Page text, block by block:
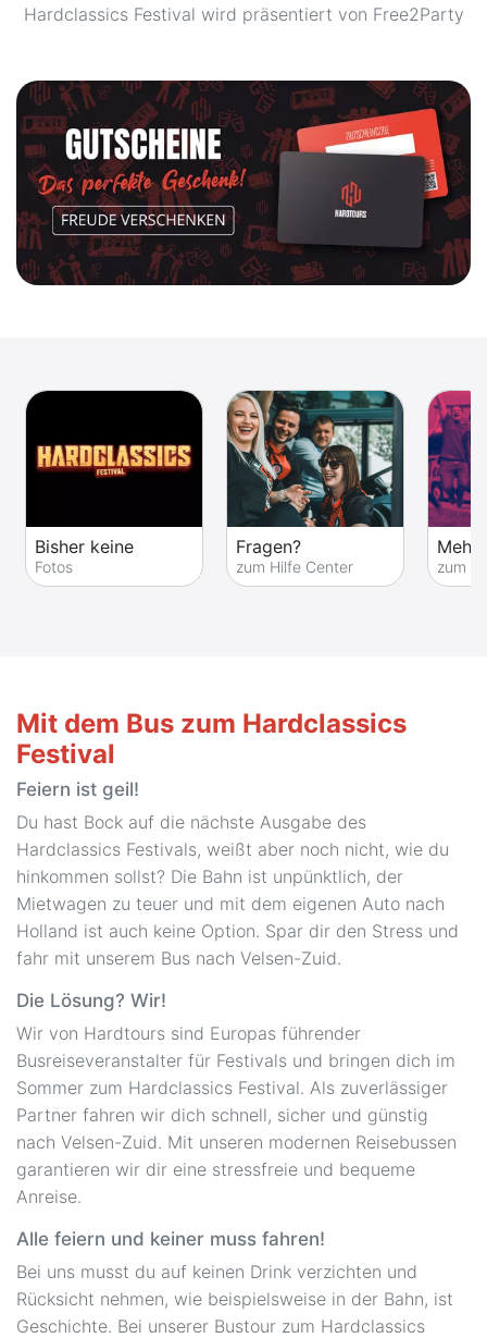
Hardclassics Festival wird präsentiert von Free2Party
Bisher keine
Fotos
Fragen?
zum Hilfe Center
Mehr
zum
Mit dem Bus zum Hardclassics
Festival
Feiern ist geil!
Du hast Bock auf die nächste Ausgabe des
Hardclassics Festivals, weißt aber noch nicht, wie du
hinkommen sollst? Die Bahn ist unpünktlich, der
Mietwagen zu teuer und mit dem eigenen Auto nach
Holland ist auch keine Option. Spar dir den Stress und
fahr mit unserem Bus nach Velsen-Zuid.
Die Lösung? Wir!
Wir von Hardtours sind Europas führender
Busreiseveranstalter für Festivals und bringen dich im
Sommer zum Hardclassics Festival. Als zuverlässiger
Partner fahren wir dich schnell, sicher und günstig
nach Velsen-Zuid. Mit unseren modernen Reisebussen
garantieren wir dir eine stressfreie und bequeme
Anreise.
Alle feiern und keiner muss fahren!
Bei uns musst du auf keinen Drink verzichten und
Rücksicht nehmen, wie beispielsweise in der Bahn, ist
Geschichte. Bei unserer Bustour zum Hardclassics